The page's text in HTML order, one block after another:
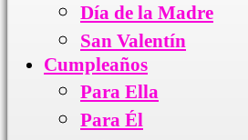
Día de la Madre
San Valentín
Cumpleaños
Para Ella
Para Él